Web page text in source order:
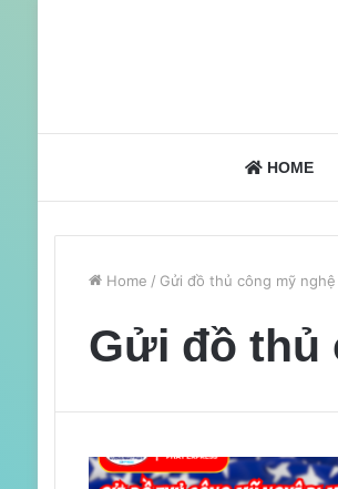
HOME
Home / Gửi đồ thủ công mỹ
Gửi đồ thủ